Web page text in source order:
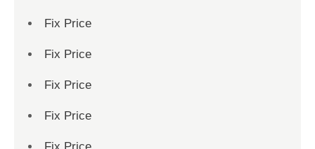
Fix Price
Fix Price
Fix Price
Fix Price